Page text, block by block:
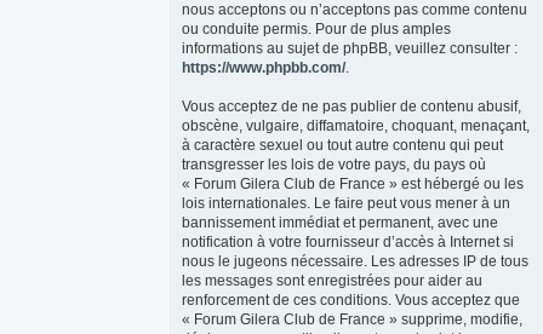
nous acceptons ou n’acceptons pas comme contenu
ou conduite permis. Pour de plus amples
informations au sujet de phpBB, veuillez consulter :
https://www.phpbb.com/.
Vous acceptez de ne pas publier de contenu abusif,
obscène, vulgaire, diffamatoire, choquant, menaçant,
à caractère sexuel ou tout autre contenu qui peut
transgresser les lois de votre pays, du pays où
« Forum Gilera Club de France » est hébergé ou les
lois internationales. Le faire peut vous mener à un
bannissement immédiat et permanent, avec une
notification à votre fournisseur d’accès à Internet si
nous le jugeons nécessaire. Les adresses IP de tous
les messages sont enregistrées pour aider au
renforcement de ces conditions. Vous acceptez que
« Forum Gilera Club de France » supprime, modifie,